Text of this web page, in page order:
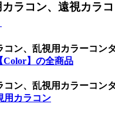
ラコン、遠視カラ
ン、乱視用カラーコン
Color】の全商品
ン、乱視用カラーコン
用カラコン